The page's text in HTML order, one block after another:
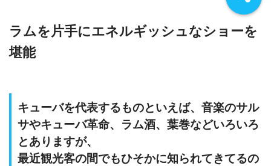
ラムを片手にエネルギッシュなショーを
堪能
キューバを代表するものといえば、音楽のサル
サやキューバ革命、ラム酒、葉巻などいろいろ
とありますが、
最近観光客の間でもひそかに知られてきてるの